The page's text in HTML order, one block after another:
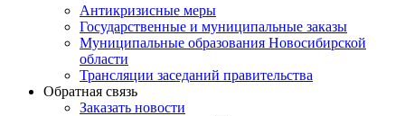
Антикризисные меры
Государственные и муниципальные заказы
Муниципальные образования Новосибирской
области
Трансляции заседаний правительства
Обратная связь
Заказать новости